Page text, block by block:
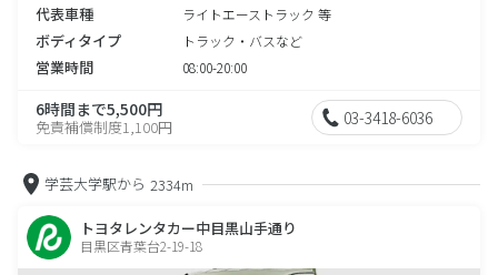
代表車種 ライトエーストラック 等
ボディタイプ トラック・バスなど
営業時間 08:00-20:00
6時間まで5,500円
免責補償制度1,100円 03-3418-6036
学芸大学駅から 2334m
トヨタレンタカー中目黒山手通り
目黒区青葉台2-19-18